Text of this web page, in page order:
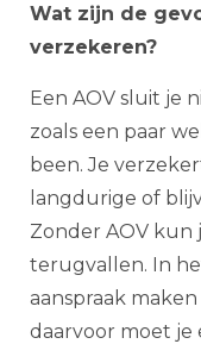
Wat zijn de
verzekeren?
Een AOV sluit je
zoals een paar
been. Je
langdurige of
Zonder AOV kun
terugvallen. In
aanspraak
daarvoor moet je